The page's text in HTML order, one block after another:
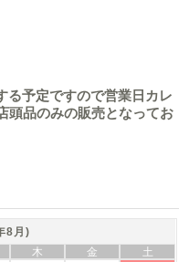
予定ですので営業日カレ
頭品のみの販売となってお
8月)
木 金
土